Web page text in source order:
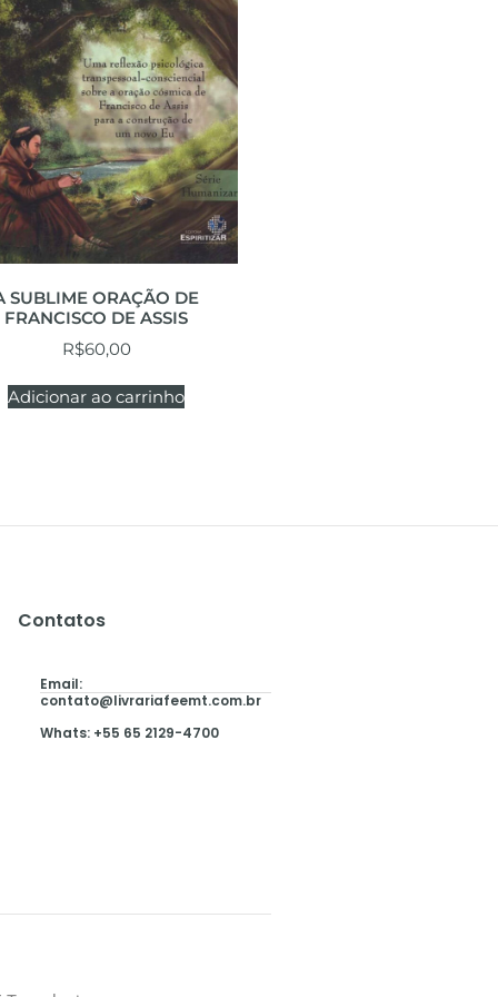
SUBLIME ORAÇÃO DE
FRANCISCO DE ASSIS
R$60,00
Adicionar ao carrinho
Contatos
Email:
contato@livrariafeemt.com.br
Whats: +55 65 2129-4700